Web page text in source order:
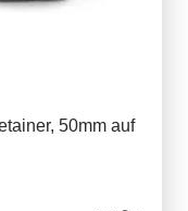
50mm auf